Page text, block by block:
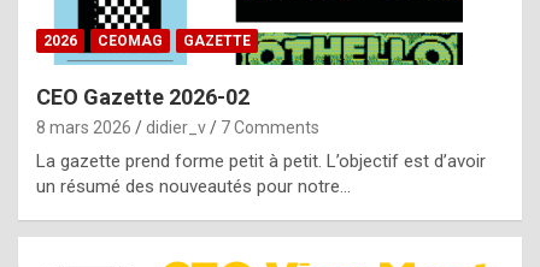
b
y
g
e
n
u
2026 CEOMAG GAZETTE
CEO Gazette 2026-02
8 mars 2026 didier_v 7 Comments
La gazette prend forme petit à petit. L’objectif est d’avoir
un résumé des nouveautés pour notre…